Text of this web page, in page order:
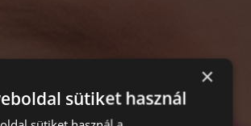
×
sütiket használ